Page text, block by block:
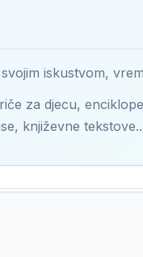
iskustvom,
za djecu,
književne